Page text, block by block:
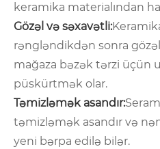
keramika materialından
Gözəl və səxavətli:
rəngləndikdən sonra
mağaza bəzək tərzi üçün
püskürtmək olar.
Təmizləmək asandır:
təmizləmək asandır və
yeni bərpa edilə bilər.